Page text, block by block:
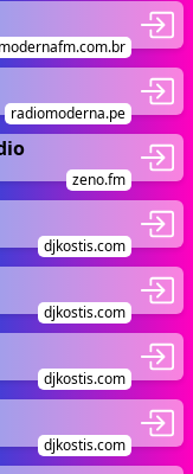
modernafm.com.br
radiomoderna.pe
zeno.fm
djkostis.com
djkostis.com
djkostis.com
djkostis.com